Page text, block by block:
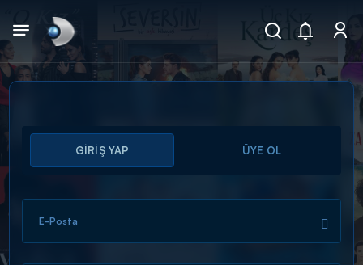
Arama
ARAMA SONUÇLARI
GİRİŞ YAP ÜYE OL
E-Posta